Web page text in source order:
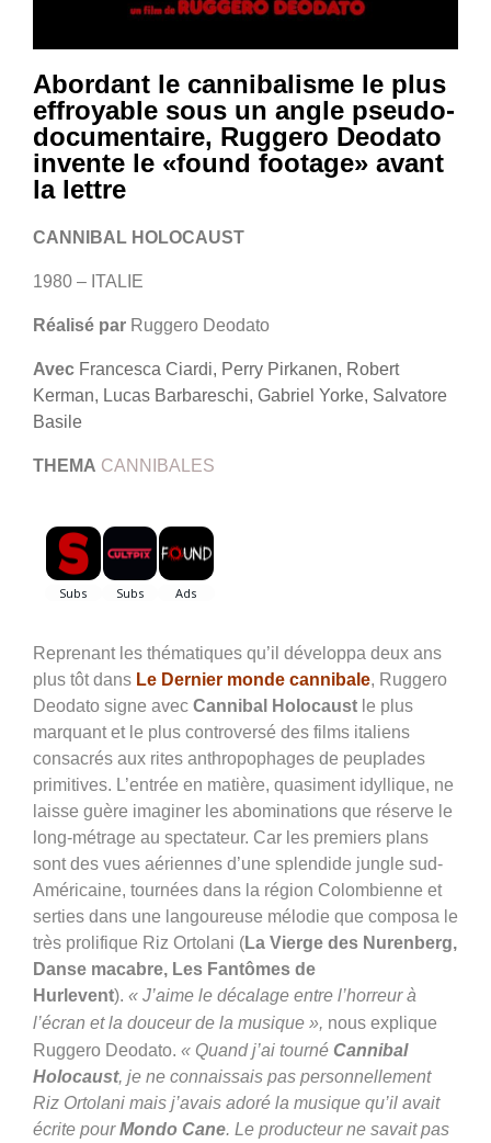
Abordant le cannibalisme le plus
effroyable sous un angle pseudo-
documentaire, Ruggero Deodato
invente le «found footage» avant
la lettre
CANNIBAL HOLOCAUST
1980 – ITALIE
Réalisé par Ruggero Deodato
Avec Francesca Ciardi, Perry Pirkanen, Robert
Kerman, Lucas Barbareschi, Gabriel Yorke, Salvatore
Basile
THEMA CANNIBALES
Reprenant les thématiques qu’il développa deux ans
plus tôt dans Le Dernier monde cannibale, Ruggero
Deodato signe avec Cannibal Holocaust le plus
marquant et le plus controversé des films italiens
consacrés aux rites anthropophages de peuplades
primitives. L’entrée en matière, quasiment idyllique, ne
laisse guère imaginer les abominations que réserve le
long-métrage au spectateur. Car les premiers plans
sont des vues aériennes d’une splendide jungle sud-
Américaine, tournées dans la région Colombienne et
serties dans une langoureuse mélodie que composa le
très prolifique Riz Ortolani (La Vierge des Nurenberg,
Danse macabre, Les Fantômes de
Hurlevent). « J’aime le décalage entre l’horreur à
l’écran et la douceur de la musique », nous explique
Ruggero Deodato. « Quand j’ai tourné Cannibal
Holocaust, je ne connaissais pas personnellement
Riz Ortolani mais j’avais adoré la musique qu’il avait
écrite pourMondo Cane. Le producteur ne savait pas